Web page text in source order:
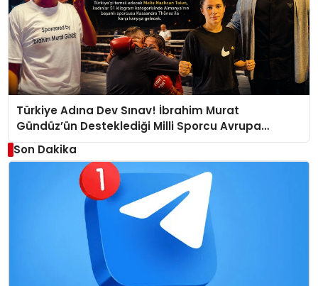
Türkiye Adına Dev Sınav! İbrahim Murat
Gündüz’ün Desteklediği Milli Sporcu Avrupa
Arenasında
Son Dakika